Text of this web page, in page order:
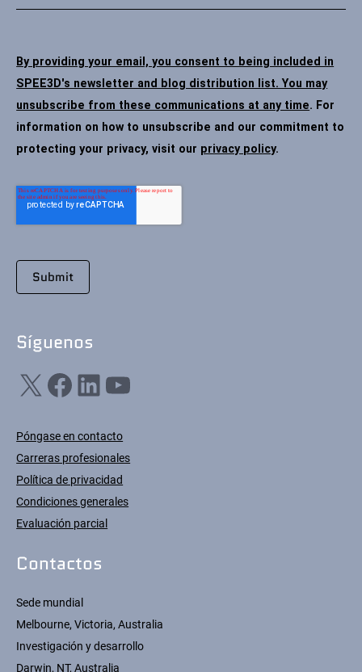
By providing your email, you consent to being included in
SPEE3D's newsletter and blog distribution list. You may
unsubscribe from these communications at any time. For
information on how to unsubscribe and our commitment to
protecting your privacy, visit our privacy policy.
Síguenos
X Facebook LinkedIn YouTube
Póngase en contacto
Carreras profesionales
Política de privacidad
Condiciones generales
Evaluación parcial
Contactos
Sede mundial
Melbourne, Victoria, Australia
Investigación y desarrollo
Darwin, NT, Australia